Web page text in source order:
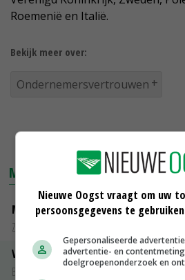
Roemenië en Italië.
Bekijk meer over:
Ondernemersvertrouwen
MARKTPRIJZEN
Magere melkpoeder
Zuivel NL
Vleeskuikens 2001-2600 gr
Barneveld
Nieuwe Oogst vraagt om uw
persoonsgegevens te
Gepersonaliseerde
advertentie- en
doelgroepenonderzoek en